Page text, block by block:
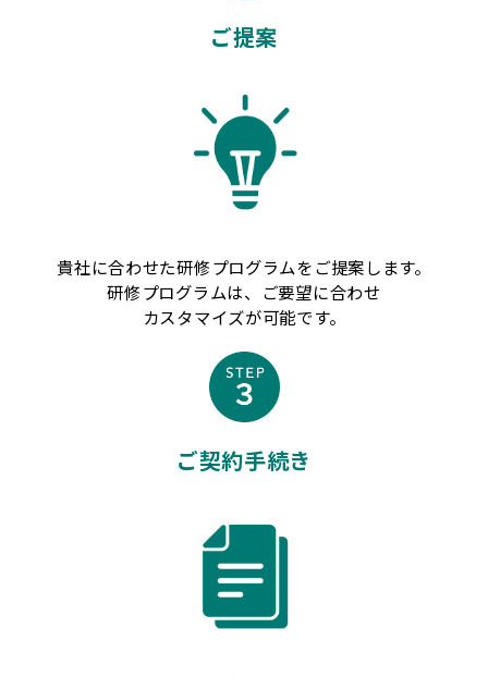
ご提案
貴社に合わせた研修プログラムをご提案します。
研修プログラムは、ご要望に合わせ
カスタマイズが可能です。
ご契約手続き